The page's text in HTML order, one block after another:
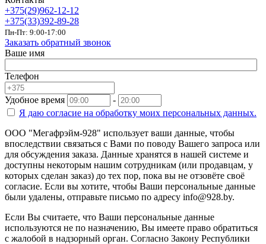
+375(29)962-12-12
+375(33)392-89-28
Пн-Пт: 9:00-17:00
Заказать обратный звонок
Ваше имя
Телефон
Удобное время
-
Я даю согласие на обработку моих персональных данных.
ООО "Мегафрэйм-928" использует ваши данные, чтобы
впоследствии связаться с Вами по поводу Вашего запроса или
для обсуждения заказа. Данные хранятся в нашей системе и
доступны некоторым нашим сотрудникам (или продавцам, у
которых сделан заказ) до тех пор, пока вы не отзовёте своё
согласие. Если вы хотите, чтобы Ваши персональные данные
были удалены, отправьте письмо по адресу info@928.by.
Если Вы считаете, что Ваши персональные данные
используются не по назначению, Вы имеете право обратиться
с жалобой в надзорный орган. Согласно Закону Республики